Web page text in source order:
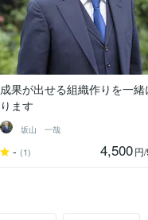
成果が出せる組織作りを一緒
ります
坂山 一哉
- (1) 4,500円